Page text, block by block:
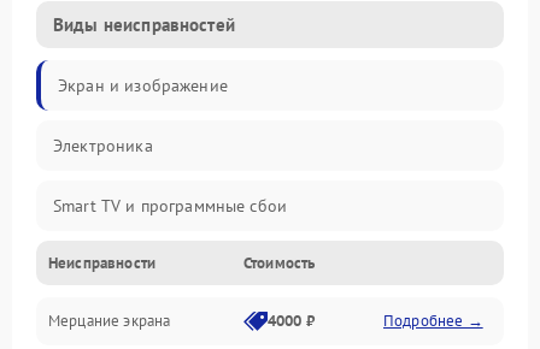
Виды неисправностей
Экран и изображение
Электроника
Smart TV и программные сбои
Питание и запуск
Подсветка и LED-модули
Неисправности Стоимость
Мерцание экрана 4000 ₽ Подробнее →